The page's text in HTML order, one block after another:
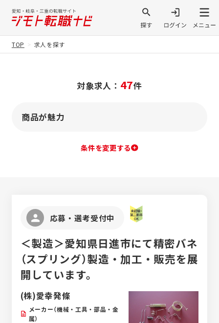
TOP 求人を探す
対象求人： 47件
商品が魅力
条件を変更する
応募・選考受付中
＜製造＞愛知県日進市にて精密バネ
（スプリング）製造・加工・販売を展
開しています。
(株)愛幸発條
メーカー（機械・工具・部品・金
属）